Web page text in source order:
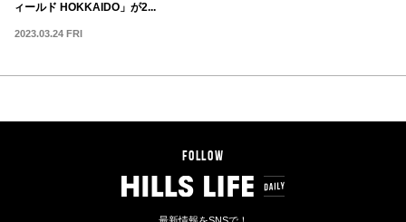
ィールド HOKKAIDO」が2...
2023.03.24 FRI
FOLLOW